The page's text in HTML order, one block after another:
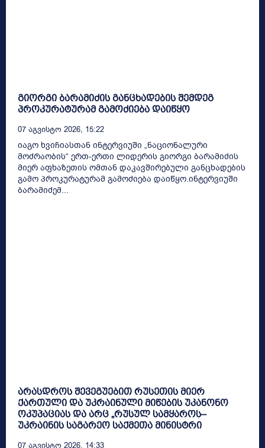
გიორგი ბარამიძის განცხადების შემდეგ
პროკურატურამ გამოძიება დაიწყო
07 Აგვისტო 2026, 15:22
იაგო ხვიჩიასთან ინტერვიუში „ნაციონალური
მოძრაობის“ ერთ-ერთი ლიდერის გიორგი ბარამიძის
მიერ აფხაზეთის ომთან დაკავშირებული განცხადების
გამო პროკურატურამ გამოძიება დაიწყო.ინტერვიუში
ბარამიძემ...
არასდროს შევეგუებით რუსეთის მიერ
ქართული და უკრაინული მიწების უკანონო
ოკუპაციას და არც „რუსულ სამყაროს–
უკრაინის საგარეო საქმეთა მინისტრი
07 Აგვისტო 2026, 14:33